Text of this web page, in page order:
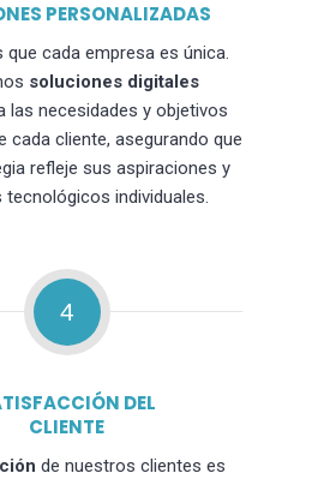
PERSONALIZADAS
que cada empresa es única.
soluciones digitales
las necesidades y objetivos
cada cliente, asegurando que
refleje sus aspiraciones y
tecnológicos individuales.
4
DEL
CLIENTE
de nuestros clientes es